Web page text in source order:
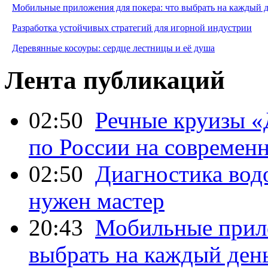
Мобильные приложения для покера: что выбрать на каждый
Разработка устойчивых стратегий для игорной индустрии
Деревянные косоуры: сердце лестницы и её душа
Лента публикаций
02:50 Речные круизы
по России на
02:50
Диагностика
нужен мастер
20:43 Мобильные
выбрать на каждый